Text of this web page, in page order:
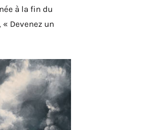
à la fin du
Devenez un